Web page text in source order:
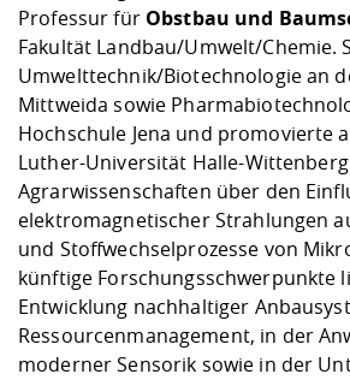
Professur für Obstbau und
Fakultät Landbau/Umwelt/Chemie.
Umwelttechnik/Biotechnologie an
Mittweida sowie
Hochschule Jena und promovierte
Luther-Universität Halle-Wittenberg
Agrarwissenschaften über den
elektromagnetischer Strahlungen
und Stoffwechselprozesse von
künftige Forschungsschwerpunkte
Entwicklung nachhaltiger
Ressourcenmanagement, in der
moderner Sensorik sowie in der